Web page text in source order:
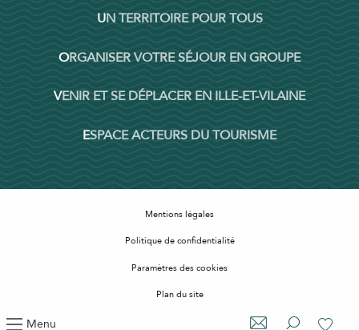
Menu
UN TERRITOIRE POUR TOUS
ORGANISER VOTRE SÉJOUR EN GROUPE
VENIR ET SE DÉPLACER EN ILLE-ET-VILAINE
ESPACE ACTEURS DU TOURISME
Mentions légales
Politique de confidentialité
Paramètres des cookies
Plan du site